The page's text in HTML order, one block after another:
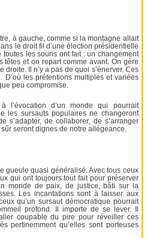
à gauche, comme si la montagne allait
le droit fil d’une élection présidentielle
les souris ont fait : un changement
et on repart comme avant. On gère
droite. Il n’y a pas de quoi s’énerver. Ces
les prétentions multiples et variées
peu compromise.
l’évocation d’un monde qui pourrait
les sursauts populaires ne changeront
s’adapter, de collaborer, de s’arranger
seront dignes de notre allégeance.
gueule quasi généralisé. Avec tous ceux
qui ont toujours tout fait pour préserver
monde de paix, de justice, bâti sur la
Les incantations sont à laisser aux
qu’un sursaut démocratique pourrait
profond. Il importe de se lever. Il
coupable du pire pour réveiller ces
pertinemment qu’elles sont porteuses